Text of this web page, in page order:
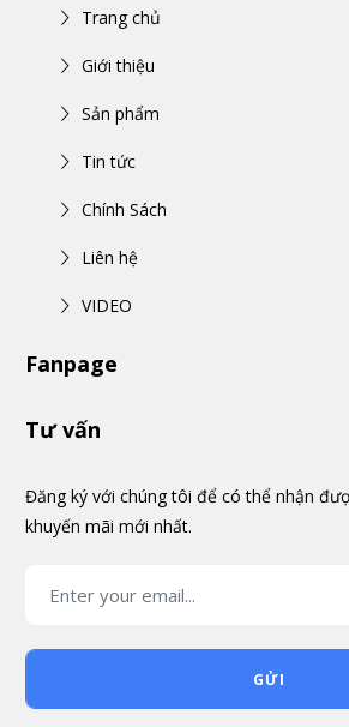
Trang chủ
Giới thiệu
Sản phẩm
Tin tức
Chính Sách
Liên hệ
VIDEO
Fanpage
Tư vấn
Đăng ký với chúng tôi để có thể nhận
khuyến mãi mới nhất.
GỬI